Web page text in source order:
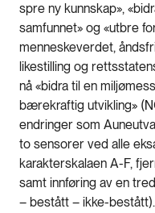
spre ny kunnskap»,
samfunnet» og «utbre
menneskeverdet,
likestilling og
nå «bidra til en
bærekraftig utvikling»
endringer som
to sensorer ved alle
karakterskalaen A-F,
samt innføring av en
– bestått – ikke-